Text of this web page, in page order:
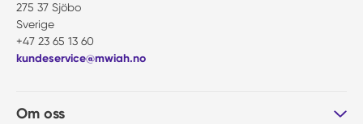
275 37 Sjöbo
Sverige
+47 23 65 13 60
kundeservice@mwiah.no
Om oss